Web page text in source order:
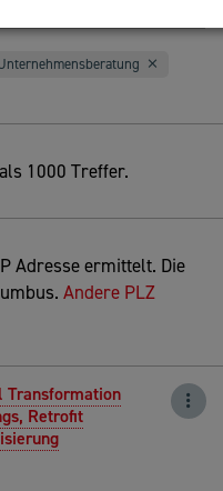
1000 Treffer.
Adresse ermittelt. Die
Andere PLZ
Transformation
Retrofit